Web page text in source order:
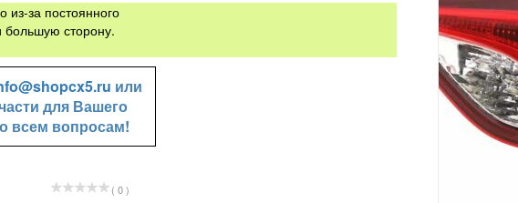
за постоянного
большую сторону.
или
для Вашего
всем вопросам!
( 0 )